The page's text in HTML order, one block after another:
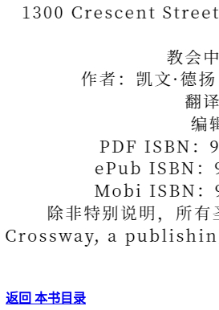
返回 本书目录